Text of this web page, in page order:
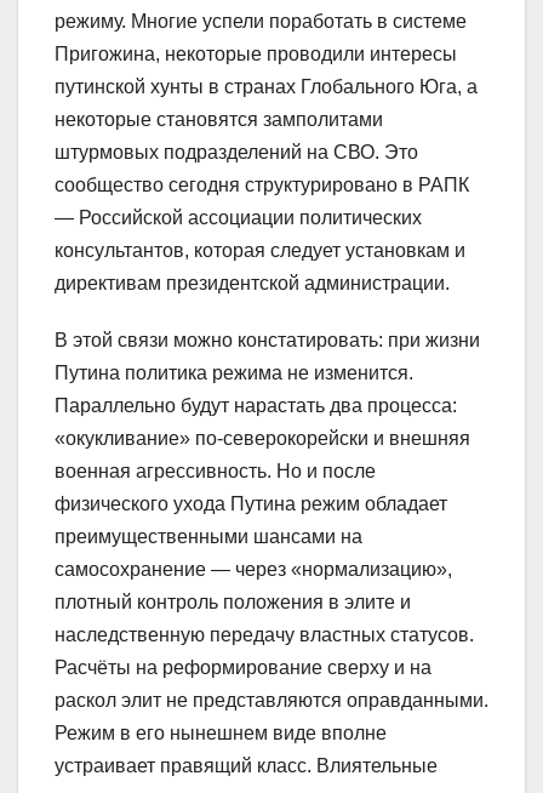
режиму. Многие успели поработать в системе
Пригожина, некоторые проводили интересы
путинской хунты в странах Глобального Юга, а
некоторые становятся замполитами
штурмовых подразделений на СВО. Это
сообщество сегодня структурировано в РАПК
— Российской ассоциации политических
консультантов, которая следует установкам и
директивам президентской администрации.
В этой связи можно констатировать: при жизни
Путина политика режима не изменится.
Параллельно будут нарастать два процесса:
«окукливание» по-северокорейски и внешняя
военная агрессивность. Но и после
физического ухода Путина режим обладает
преимущественными шансами на
самосохранение — через «нормализацию»,
плотный контроль положения в элите и
наследственную передачу властных статусов.
Расчёты на реформирование сверху и на
раскол элит не представляются оправданными.
Режим в его нынешнем виде вполне
устраивает правящий класс. Влиятельные